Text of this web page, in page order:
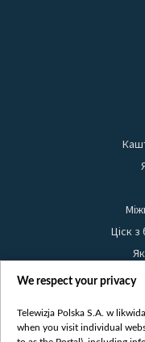
Ціск з
Правілы
We respect your privacy
Telewizja Polska S.A. w
when you visit individual